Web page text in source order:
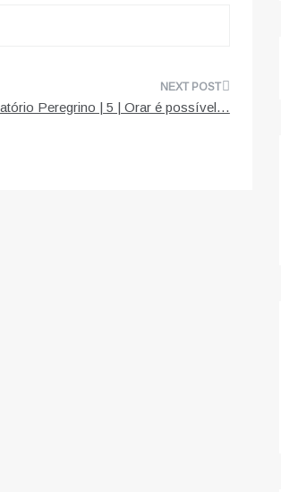
Peregrino | 5 | Orar é possível…